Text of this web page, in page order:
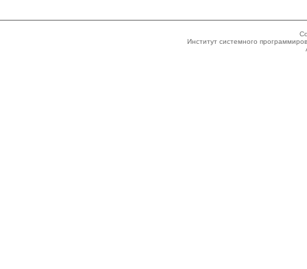
Институт системного